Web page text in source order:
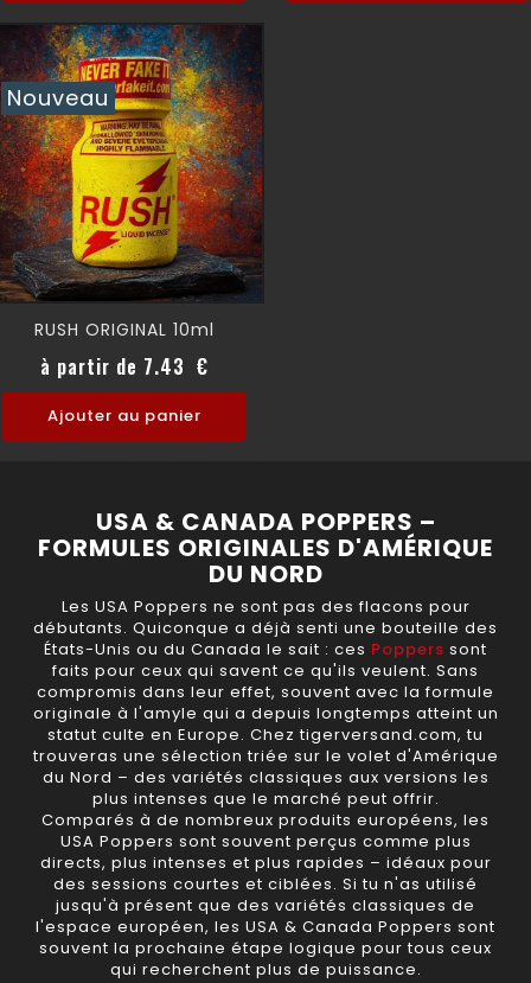
Nouveau
RUSH ORIGINAL 10ml
à partir de 7.43 €Prix
Ajouter au panier
USA & CANADA POPPERS –
FORMULES ORIGINALES D'AMÉRIQUE
DU NORD
Les USA Poppers ne sont pas des flacons pour
débutants. Quiconque a déjà senti une bouteille des
États-Unis ou du Canada le sait : ces Poppers sont
faits pour ceux qui savent ce qu'ils veulent. Sans
compromis dans leur effet, souvent avec la formule
originale à l'amyle qui a depuis longtemps atteint un
statut culte en Europe. Chez tigerversand.com, tu
trouveras une sélection triée sur le volet d'Amérique
du Nord – des variétés classiques aux versions les
plus intenses que le marché peut offrir.
Comparés à de nombreux produits européens, les
USA Poppers sont souvent perçus comme plus
directs, plus intenses et plus rapides – idéaux pour
des sessions courtes et ciblées. Si tu n'as utilisé
jusqu'à présent que des variétés classiques de
l'espace européen, les USA & Canada Poppers sont
souvent la prochaine étape logique pour tous ceux
qui recherchent plus de puissance.